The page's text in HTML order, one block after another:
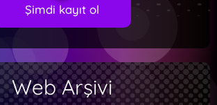
Şimdi kayıt ol
Web Arşivi